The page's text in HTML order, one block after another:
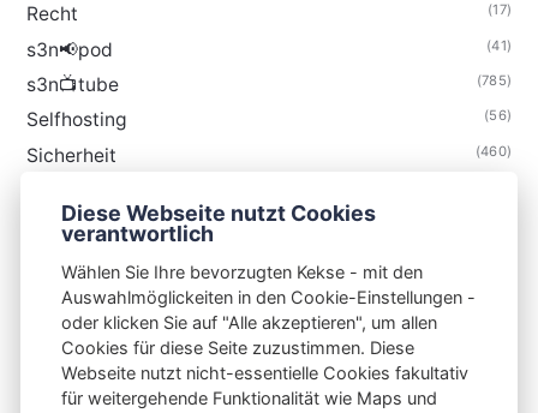
Recht (17)
s3n📢pod (41)
s3n📺tube (785)
Selfhosting (56)
Sicherheit (460)
Thunderbird
S3N🧩NET
Diese Webseite nutzt Cookies
verantwortlich
Wählen Sie Ihre bevorzugten Kekse - mit den
Auswahlmöglickeiten in den Cookie-Einstellungen -
oder klicken Sie auf "Alle akzeptieren", um allen
Cookies für diese Seite zuzustimmen. Diese
Webseite nutzt nicht-essentielle Cookies fakultativ
für weitergehende Funktionalität wie Maps und